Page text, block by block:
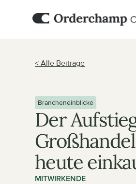
< Alle Beiträge
Brancheneinblicke
Der
heute
MITWIRKENDE